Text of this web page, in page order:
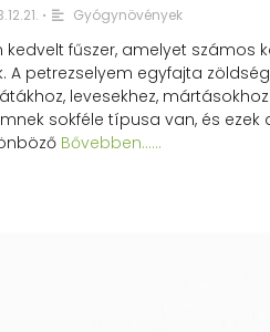
• Gyógynövények
fűszer, amelyet számos
A petrezselyem egyfajta
levesekhez,
sokféle típusa van, és ezek
Bővebben...…